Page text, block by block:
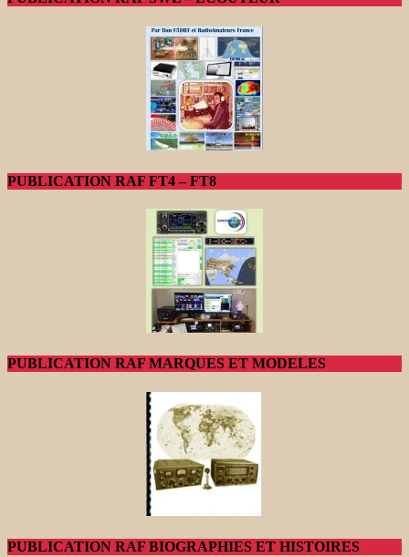
PUBLICATION RAF FT4 – FT8
PUBLICATION RAF MARQUES ET MODELES
PUBLICATION RAF BIOGRAPHIES ET HISTOIRES